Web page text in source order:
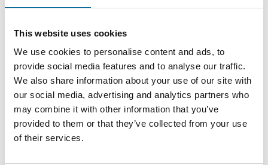
This website uses cookies
We use cookies to personalise content and ads, to
provide social media features and to analyse our traffic.
We also share information about your use of our site with
our social media, advertising and analytics partners who
may combine it with other information that you’ve
provided to them or that they’ve collected from your use
of their services.
Therese Gill
Sales Manager/Finance | Amo Installationskabel AB
+46 481 750 820
therese.gill@amokabel.com